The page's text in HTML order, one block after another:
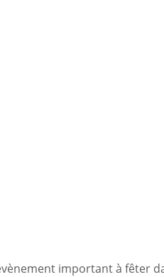
important à fêter